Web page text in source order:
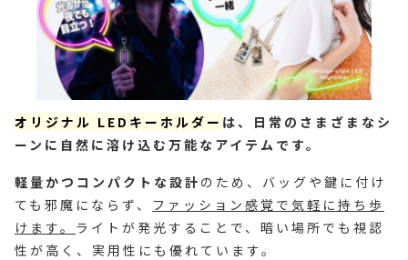
オリジナル LEDキーホルダー は、日常のさまざまなシ
ーンに自然に溶け込む万能なアイテムです。
軽量かつコンパクトな設計 のため、バッグや鍵に付け
ても邪魔にならず、 ファッション感覚で気軽に持ち歩
けます。 ライトが発光することで、暗い場所でも視認
性が高く、実用性にも優れています。